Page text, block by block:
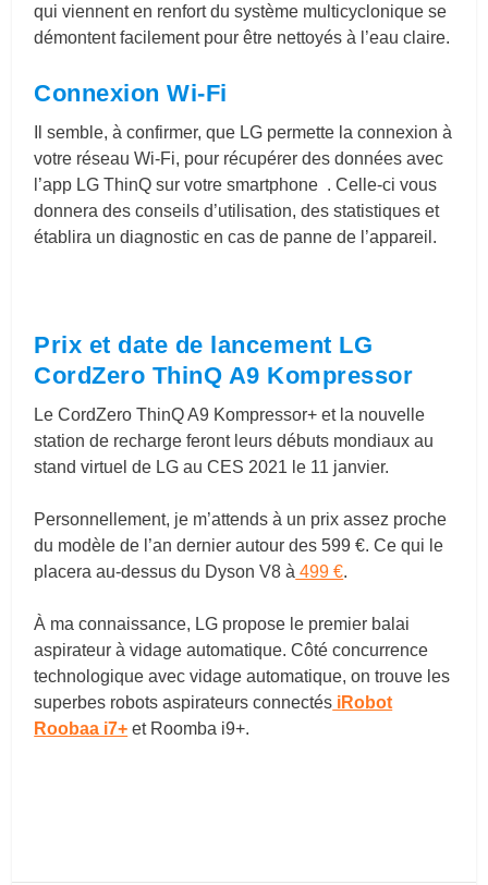
qui viennent en renfort du système multicyclonique se
démontent facilement pour être nettoyés à l’eau claire.
Connexion Wi-Fi
Il semble, à confirmer, que LG permette la connexion à
votre réseau Wi-Fi, pour récupérer des données avec
l’app LG ThinQ sur votre smartphone . Celle-ci vous
donnera des conseils d’utilisation, des statistiques et
établira un diagnostic en cas de panne de l’appareil.
Prix et date de lancement LG
CordZero ThinQ A9 Kompressor
Le CordZero ThinQ A9 Kompressor+ et la nouvelle
station de recharge feront leurs débuts mondiaux au
stand virtuel de LG au CES 2021 le 11 janvier.
Personnellement, je m’attends à un prix assez proche
du modèle de l’an dernier autour des 599 €. Ce qui le
placera au-dessus du Dyson V8 à 499 €.
À ma connaissance, LG propose le premier balai
aspirateur à vidage automatique. Côté concurrence
technologique avec vidage automatique, on trouve les
superbes robots aspirateurs connectés iRobot
Roobaa i7+ et Roomba i9+.